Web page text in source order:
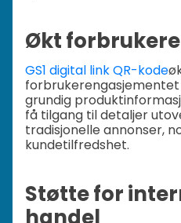
Økt
GS1 digital link QR-kode
grundig
få tilgang til detaljer
tradisjonelle annonser,
kundetilfredshet.
Støtte for